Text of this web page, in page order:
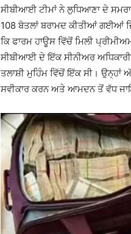
ਸੀਬੀਆਈ ਟੀਮਾਂ ਨੇ ਲੁਧਿਆਣਾ ਦੇ
108 ਬੋਤਲਾਂ ਬਰਾਮਦ ਕੀਤੀਆਂ ਗਈਆਂ
ਕਿ ਫਾਰਮ ਹਾਊਸ ਵਿੱਚੋਂ ਮਿਲੀ
ਸੀਬੀਆਈ ਦੇ ਇੱਕ ਸੀਨੀਅਰ ਅਧਿਕਾਰੀ
ਤਲਾਸ਼ੀ ਮੁਹਿੰਮ ਵਿੱਚੋਂ ਇੱਕ ਸੀ। ਉਨ੍ਹਾਂ
ਸਵੀਕਾਰ ਕਰਨ ਅਤੇ ਆਮਦਨ ਤੋਂ ਵੱਧ